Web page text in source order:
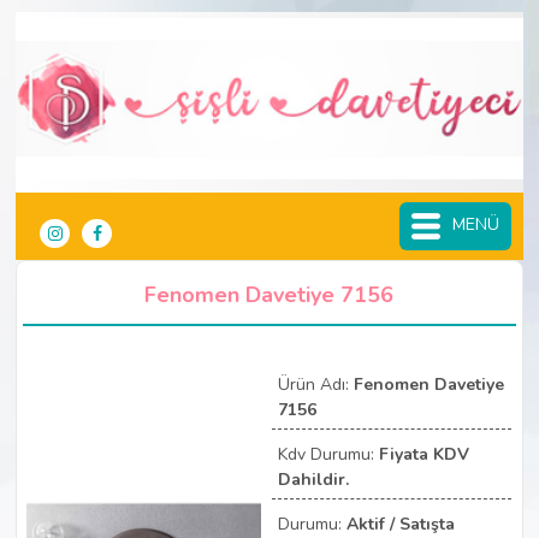
MENÜ
Fenomen Davetiye 7156
Ürün Adı: Fenomen Davetiye
7156
Kdv Durumu: Fiyata KDV
Dahildir.
Durumu:Aktif / Satışta